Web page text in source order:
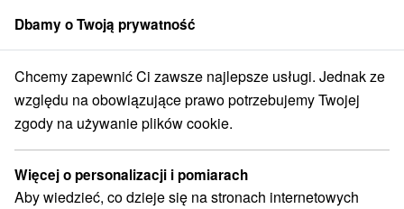
członek grupySorger
Penzióny Stredné Slovensko Žilinský kraj Zázrivá
Penzióny Zázrivá
Kategorie
Dbamy o Twoją prywatność
Chcemy zapewnić Ci zawsze najlepsze usługi. Jednak ze
względu na obowiązujące prawo potrzebujemy Twojej
zgody na używanie plików cookie.
Więcej o personalizacji i pomiarach
Aby wiedzieć, co dzieje się na stronach internetowych